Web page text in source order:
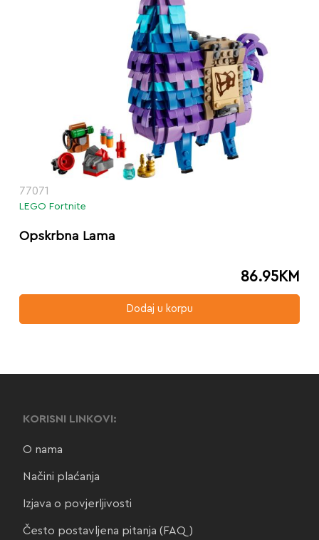
77071
LEGO Fortnite
Opskrbna Lama
86.95KM
Dodaj u korpu
KORISNI LINKOVI:
O nama
Načini plaćanja
Izjava o povjerljivosti
Često postavljena pitanja (FAQ)